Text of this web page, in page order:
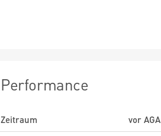
Performance
Zeitraum vor AGA